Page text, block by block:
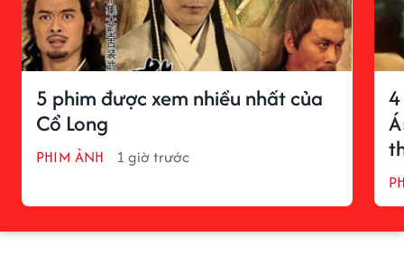
5 phim được xem nhiều nhất của
Cổ Long
PHIM ẢNH 1 giờ trước